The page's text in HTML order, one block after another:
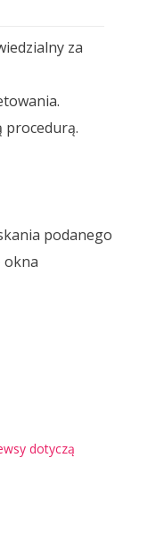
za
procedurą.
podanego
okna
dotyczą